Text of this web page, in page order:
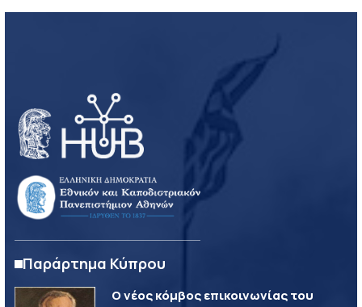
Παράρτημα Κύπρου
Ο νέος κόμβος επικοινωνίας του